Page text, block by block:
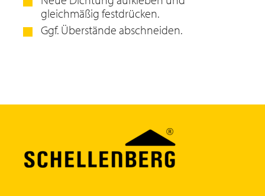
gleichmäßig festdrücken.
Ggf. Überstände abschneiden.